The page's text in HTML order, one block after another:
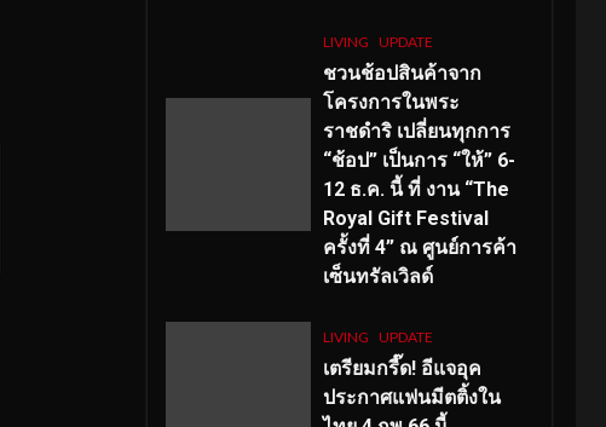
LIVING UPDATE
ชวนช้อปสินค้าจาก
โครงการในพระ
ราชดำริ เปลี่ยนทุกการ
“ช้อป” เป็นการ “ให้” 6-
12 ธ.ค. นี้ ที่ งาน “The
Royal Gift Festival
ครั้งที่ 4” ณ ศูนย์การค้า
เซ็นทรัลเวิลด์
LIVING UPDATE
เตรียมกรี๊ด! อีแจอุค
ประกาศแฟนมีตติ้งใน